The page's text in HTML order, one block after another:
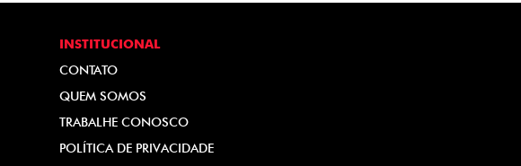
INSTITUCIONAL
CONTATO
QUEM SOMOS
TRABALHE CONOSCO
POLÍTICA DE PRIVACIDADE